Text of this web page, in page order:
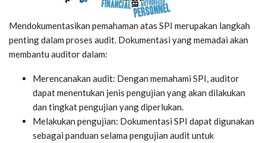
Mendokumentasikan pemahaman atas SPI merupakan langkah
penting dalam proses audit. Dokumentasi yang memadai akan
membantu auditor dalam:
Merencanakan audit: Dengan memahami SPI, auditor
dapat menentukan jenis pengujian yang akan dilakukan
dan tingkat pengujian yang diperlukan.
Melakukan pengujian: Dokumentasi SPI dapat digunakan
sebagai panduan selama pengujian audit untuk